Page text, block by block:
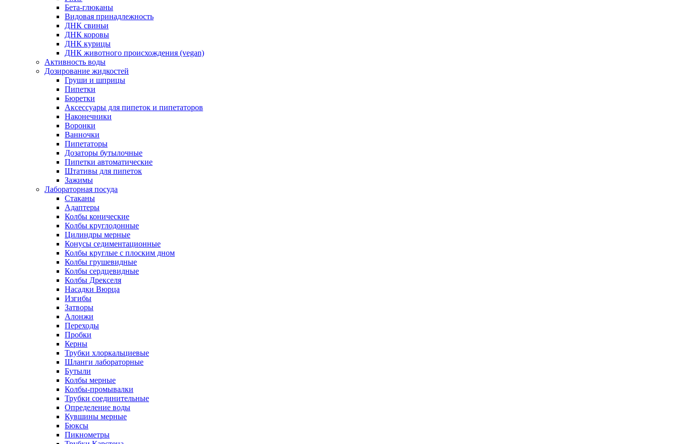
Бета-глюканы
Видовая принадлежность
ДНК свиньи
ДНК коровы
ДНК курицы
ДНК животного происхождения (vegan)
Активность воды
Дозирование жидкостей
Груши и шприцы
Пипетки
Бюретки
Аксессуары для пипеток и пипетаторов
Наконечники
Воронки
Ванночки
Пипетаторы
Дозаторы бутылочные
Пипетки автоматические
Штативы для пипеток
Зажимы
Лабораторная посуда
Стаканы
Адаптеры
Колбы конические
Колбы круглодонные
Цилиндры мерные
Конусы седиментационные
Колбы круглые с плоским дном
Колбы грушевидные
Колбы сердцевидные
Колбы Дрекселя
Насадки Вюрца
Изгибы
Затворы
Алонжи
Переходы
Пробки
Керны
Трубки хлоркальциевые
Шланги лабораторные
Бутыли
Колбы мерные
Колбы-промывалки
Трубки соединительные
Определение воды
Кувшины мерные
Бюксы
Пикнометры